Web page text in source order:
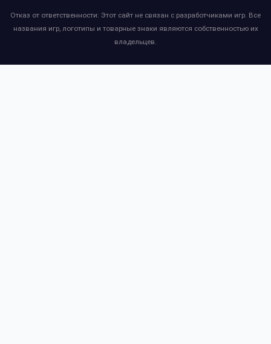
Отказ от ответственности: Этот сайт не связан с разработчиками игр. Все
названия игр, логотипы и товарные знаки являются собственностью их
владельцев.